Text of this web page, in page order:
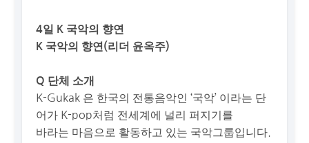
4일 K 국악의 향연
K 국악의 향연(리더 윤옥주)
Q 단체 소개
K-Gukak 은 한국의 전통음악인 ‘국악’ 이라는 단
어가 K-pop처럼 전세계에 널리 퍼지기를
바라는 마음으로 활동하고 있는 국악그룹입니다.